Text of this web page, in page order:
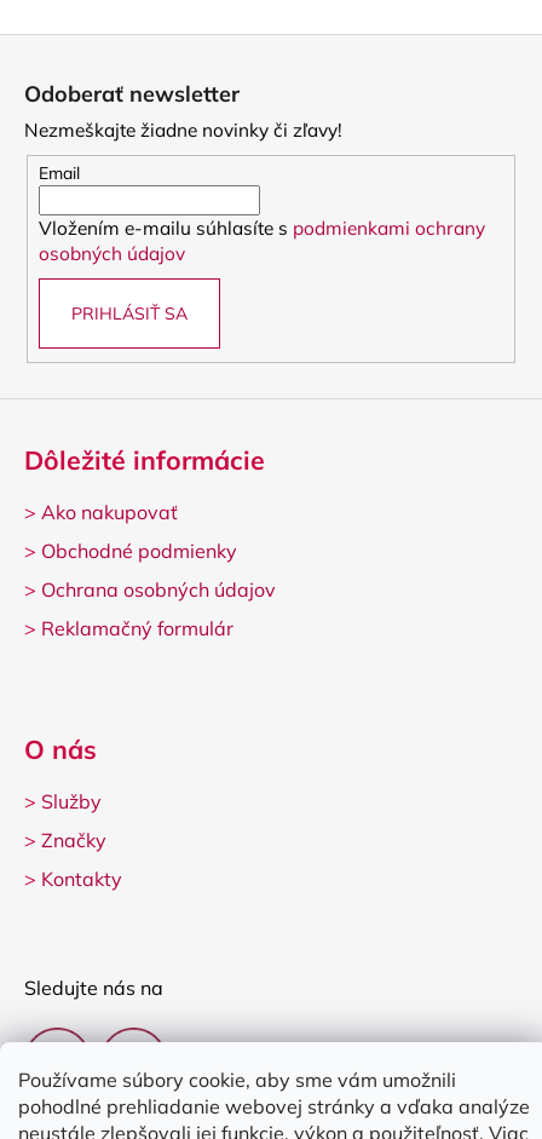
Používame súbory cookie, aby sme vám umožnili
pohodlné prehliadanie webovej stránky a vďaka analýze
neustále zlepšovali jej funkcie, výkon a použiteľnosť. Viac
Odoberať newsletter
Nezmeškajte žiadne novinky či zľavy!
Email
Vložením e-mailu súhlasíte s podmienkami ochrany
osobných údajov
PRIHLÁSIŤ SA
Dôležité informácie
> Ako nakupovať
> Obchodné podmienky
> Ochrana osobných údajov
> Reklamačný formulár
O nás
> Služby
> Značky
> Kontakty
Sledujte nás na